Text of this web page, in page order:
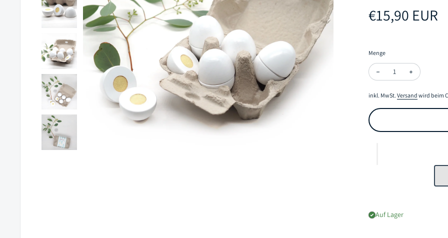
Regulärer
€15,90 EUR
Menge
Menge verringern für
Menge
inkl. MwSt. Versand wird beim
Auf Lager